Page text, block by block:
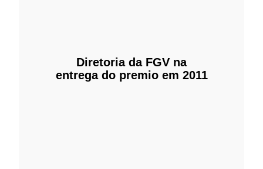
Diretoria da FGV na
entrega do premio em 2011